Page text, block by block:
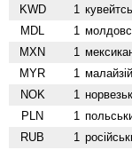
KWD 1
MDL 1
MXN 1
MYR 1
NOK 1
PLN 1
RUB 1